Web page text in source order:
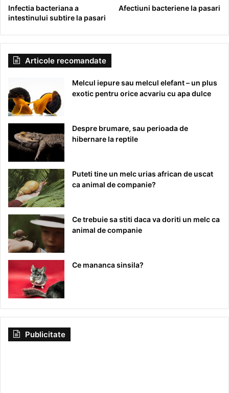
Infectia bacteriana a
intestinului subtire la pasari
Afectiuni bacteriene la pasari
Articole recomandate
Melcul iepure sau melcul elefant – un plus
exotic pentru orice acvariu cu apa dulce
Despre brumare, sau perioada de
hibernare la reptile
Puteti tine un melc urias african de uscat
ca animal de companie?
Ce trebuie sa stiti daca va doriti un melc ca
animal de companie
Ce mananca sinsila?
Publicitate